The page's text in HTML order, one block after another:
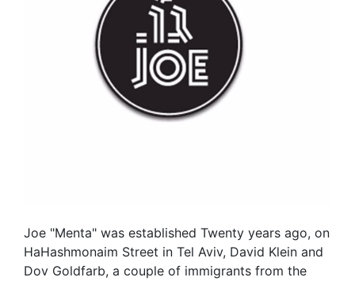
Joe "Menta" was established Twenty years ago, on
HaHashmonaim Street in Tel Aviv, David Klein and
Dov Goldfarb, a couple of immigrants from the